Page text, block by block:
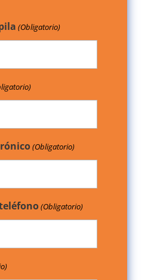
(Obligatorio)
(Obligatorio)
(Obligatorio)